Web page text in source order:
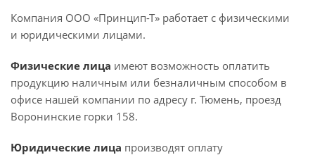
Компания ООО «Принцип-Т» работает с физическими
и юридическими лицами.
Физические лица имеют возможность оплатить
продукцию наличным или безналичным способом в
офисе нашей компании по адресу г. Тюмень, проезд
Воронинские горки 158.
Юридические лица производят оплату